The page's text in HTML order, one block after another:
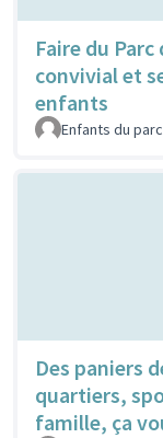
Faire du
convivial et
enfants
Enfants du parc
Des paniers
quartiers,
famille, ça